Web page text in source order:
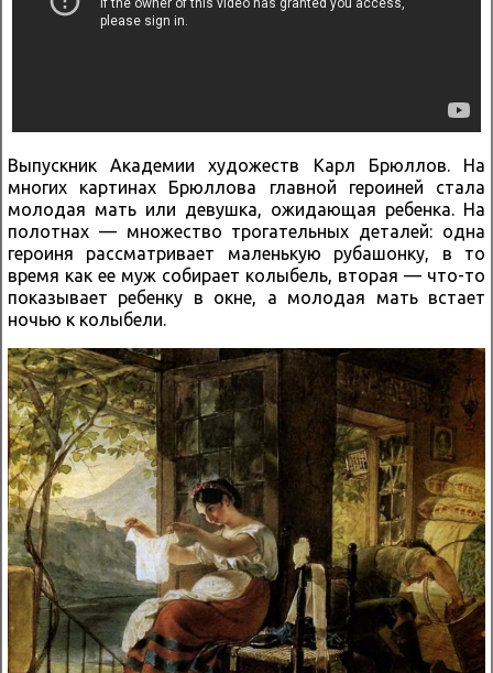
Выпускник Академии художеств Карл Брюллов. На
многих картинах Брюллова главной героиней стала
молодая мать или девушка, ожидающая ребенка. На
полотнах — множество трогательных деталей: одна
героиня рассматривает маленькую рубашонку, в то
время как ее муж собирает колыбель, вторая — что-то
показывает ребенку в окне, а молодая мать встает
ночью к колыбели.